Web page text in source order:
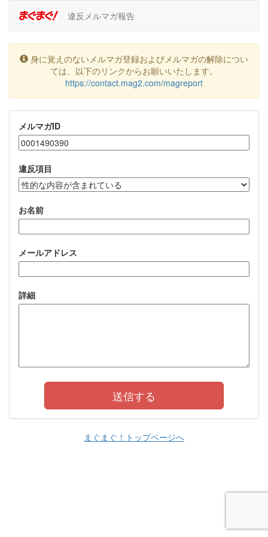
違反メルマガ報告
身に覚えのないメルマガ登録およびメルマガの解除につい
ては、以下のリンクからお願いいたします。
https://contact.mag2.com/magreport
メルマガID
違反項目
お名前
メールアドレス
詳細
まぐまぐ！トップページへ